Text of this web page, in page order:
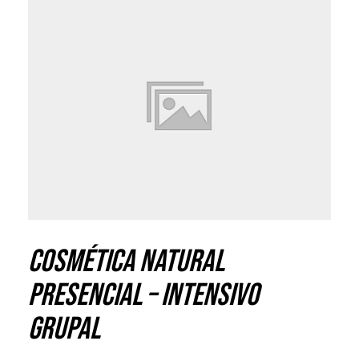
COSMÉTICA NATURAL
PRESENCIAL – INTENSIVO
GRUPAL